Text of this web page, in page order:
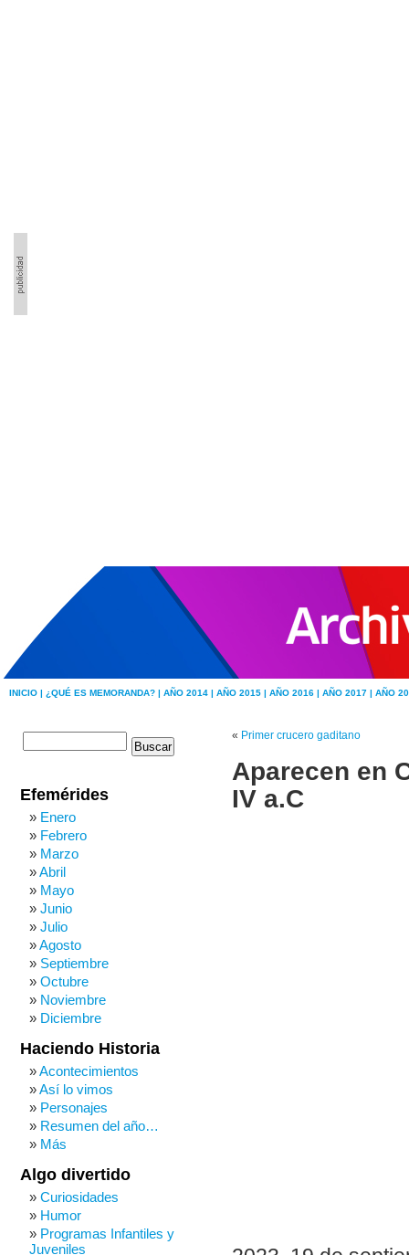
INICIO | ¿QUÉ ES MEMORANDA? | AÑO 2014 | AÑO 2015 | AÑO 2016 | AÑO 2017 | AÑO
« Primer crucero gaditano
Aparecen en
IV a.C
Efemérides
Enero
Febrero
Marzo
Abril
Mayo
Junio
Julio
Agosto
Septiembre
Octubre
Noviembre
Diciembre
Haciendo Historia
Acontecimientos
Así lo vimos
Personajes
Resumen del año…
Más
Algo divertido
Curiosidades
Humor
Programas Infantiles y
Juveniles